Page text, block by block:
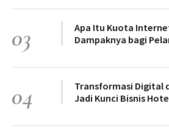
03
Apa Itu Kuota
Dampaknya bagi
04
Transformasi Digital
Jadi Kunci Bisnis